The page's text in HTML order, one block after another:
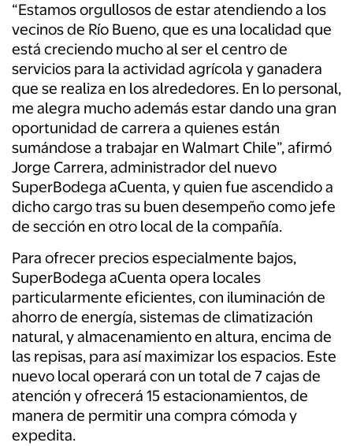
“Estamos orgullosos de estar atendiendo a los
vecinos de Río Bueno, que es una localidad que
está creciendo mucho al ser el centro de
servicios para la actividad agrícola y ganadera
que se realiza en los alrededores. En lo personal,
me alegra mucho además estar dando una gran
oportunidad de carrera a quienes están
sumándose a trabajar en Walmart Chile”, afirmó
Jorge Carrera, administrador del nuevo
SuperBodega aCuenta, y quien fue ascendido a
dicho cargo tras su buen desempeño como jefe
de sección en otro local de la compañía.
Para ofrecer precios especialmente bajos,
SuperBodega aCuenta opera locales
particularmente eficientes, con iluminación de
ahorro de energía, sistemas de climatización
natural, y almacenamiento en altura, encima de
las repisas, para así maximizar los espacios. Este
nuevo local operará con un total de 7 cajas de
atención y ofrecerá 15 estacionamientos, de
manera de permitir una compra cómoda y
expedita.